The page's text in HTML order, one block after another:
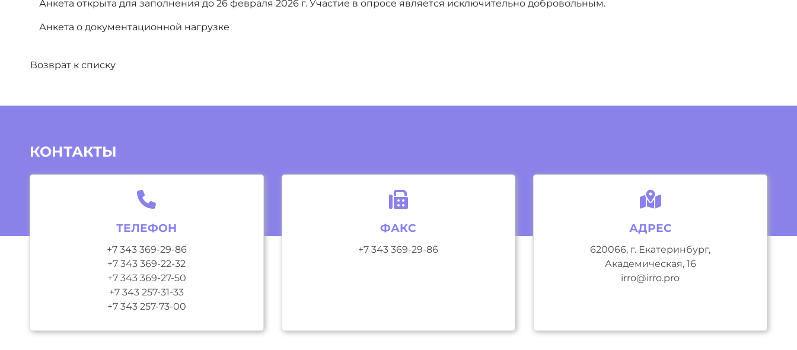
Анкета открыта для заполнения до 26 февраля 2026 г. Участие в опросе является исключительно добровольным.
Анкета о документационной нагрузке
Возврат к списку
КОНТАКТЫ
ТЕЛЕФОН
+7 343 369-29-86
+7 343 369-22-32
+7 343 369-27-50
+7 343 257-31-33
+7 343 257-73-00
ФАКС
+7 343 369-29-86
АДРЕС
620066, г. Екатеринбург,
Академическая, 16
irro@irro.pro